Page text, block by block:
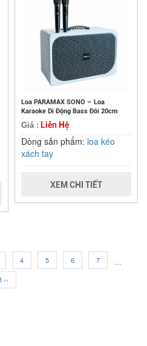
Loa PARAMAX SONO – Loa
Karaoke Di Động Bass Đôi 20cm
Giá : Liên Hệ
Dòng sản phẩm: loa kéo
xách tay
XEM CHI TIẾT
4 5 6 7 ...
››